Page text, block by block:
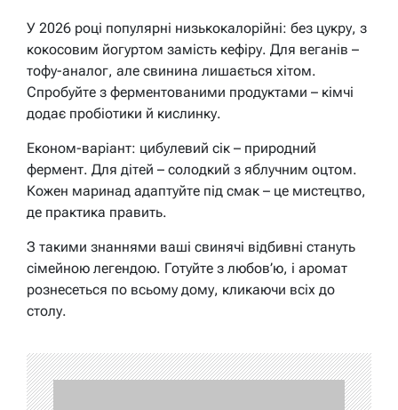
У 2026 році популярні низькокалорійні: без цукру, з
кокосовим йогуртом замість кефіру. Для веганів –
тофу-аналог, але свинина лишається хітом.
Спробуйте з ферментованими продуктами – кімчі
додає пробіотики й кислинку.
Економ-варіант: цибулевий сік – природний
фермент. Для дітей – солодкий з яблучним оцтом.
Кожен маринад адаптуйте під смак – це мистецтво,
де практика править.
З такими знаннями ваші свинячі відбивні стануть
сімейною легендою. Готуйте з любов’ю, і аромат
рознесеться по всьому дому, кликаючи всіх до
столу.